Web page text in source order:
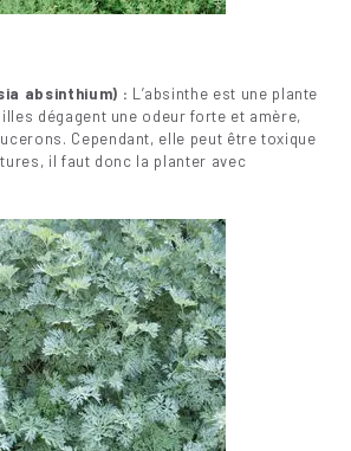
absinthium) : L’absinthe est une plante
dégagent une odeur forte et amère,
Cependant, elle peut être toxique
il faut donc la planter avec